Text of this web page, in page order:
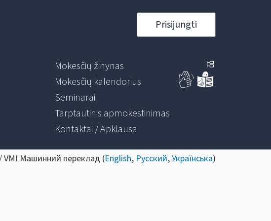
Prisijungti
Mokesčių žinynas
Mokesčių kalendorius
Seminarai
Tarptautinis apmokestinimas
Kontaktai / Apklausa
Машинний переклад (English, Русский,Українська)